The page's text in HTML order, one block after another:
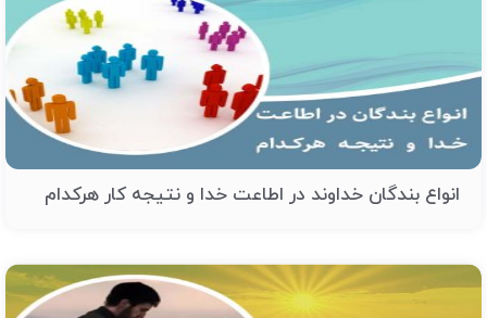
انواع بندگان خداوند در اطاعت خدا و نتیجه کار هرکدام